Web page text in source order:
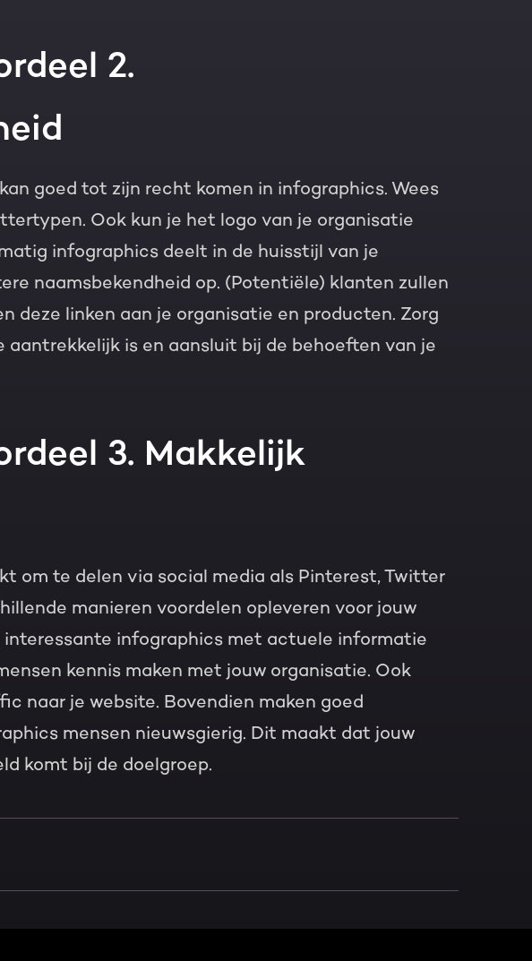
2.
goed tot zijn recht komen in infographics. Wees
Ook kun je het logo van je organisatie
infographics deelt in de huisstijl van je
naamsbekendheid op. (Potentiële) klanten zullen
deze linken aan je organisatie en producten. Zorg
is en aansluit bij de behoeften van je
3. Makkelijk
om te delen via social media als Pinterest, Twitter
manieren voordelen opleveren voor jouw
infographics met actuele informatie
kennis maken met jouw organisatie. Ook
naar je website. Bovendien maken goed
mensen nieuwsgierig. Dit maakt dat jouw
komt bij de doelgroep.